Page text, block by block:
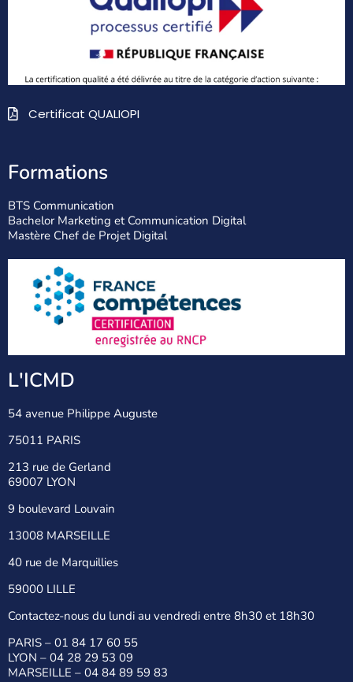
Certificat QUALIOPI
Formations
BTS Communication
Bachelor Marketing et Communication Digital
Mastère Chef de Projet Digital
L'ICMD
54 avenue Philippe Auguste
75011 PARIS
213 rue de Gerland
69007 LYON
9 boulevard Louvain
13008 MARSEILLE
40 rue de Marquillies
59000 LILLE
Contactez-nous du lundi au vendredi entre 8h30 et 18h30
PARIS – 01 84 17 60 55
LYON – 04 28 29 53 09
MARSEILLE – 04 84 89 59 83